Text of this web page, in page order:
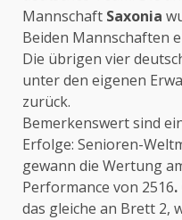
Mannschaft Saxonia
Beiden Mannschaften
Die übrigen vier
unter den eigenen
zurück.
Bemerkenswert sind
Erfolge: Senioren-
gewann die Wertung
Performance von 2516
das gleiche an Brett 2,